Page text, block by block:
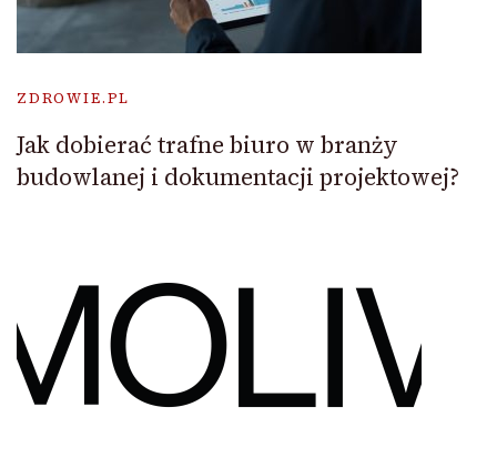
ZDROWIE.PL
Jak dobierać trafne biuro w branży
budowlanej i dokumentacji projektowej?